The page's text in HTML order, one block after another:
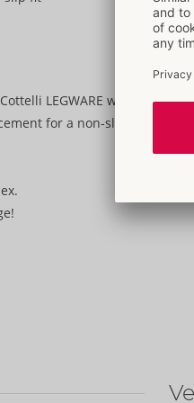
LEGWARE with
for a non-slip and